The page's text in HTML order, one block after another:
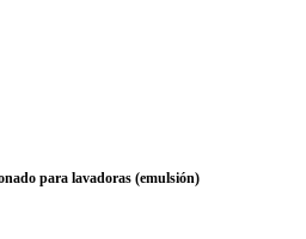
para lavadoras (emulsión)